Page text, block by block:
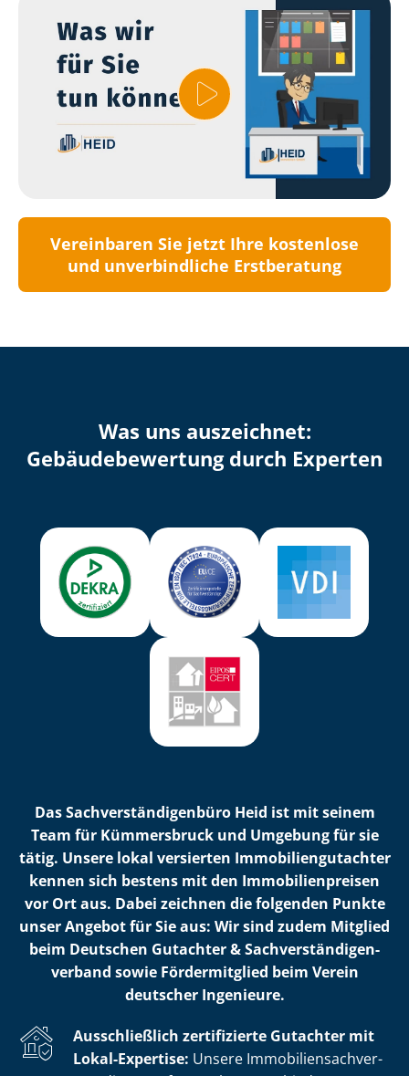
Vereinbaren Sie jetzt Ihre kostenlose
und unverbindliche Erstberatung
Was uns auszeichnet:
Ge­bäu­de­be­wer­tung durch Experten
Das Sach­ver­stän­di­gen­bü­ro Heid ist mit seinem
Team für Kümmersbruck und Umgebung für sie
tätig. Unsere lokal versierten Im­mo­bi­li­en­gut­ach­ter
kennen sich bestens mit den Im­mo­bi­li­en­prei­sen
vor Ort aus. Dabei zeichnen die folgenden Punkte
unser Angebot für Sie aus: Wir sind zudem Mitglied
beim Deutschen Gutachter & Sach­ver­stän­di­gen­
ver­band sowie Fördermitglied beim Verein
deutscher Ingenieure.
Ausschließlich zertifizierte Gutachter mit
Lokal-Expertise: Unsere Im­mo­bi­li­en­sach­ver­